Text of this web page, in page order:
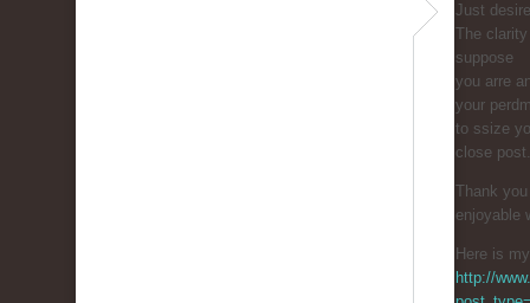
Just
The
suppose
you arre
your
to ssize
close post.
Thank
enjoyable
Here is
http://